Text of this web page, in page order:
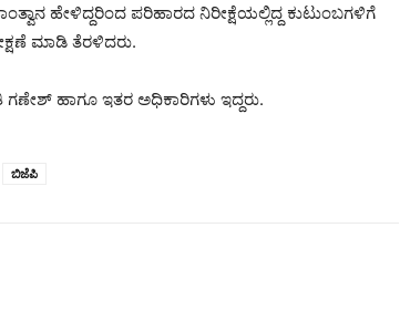
ಹೇಳಿದ್ದರಿಂದ ಪರಿಹಾರದ ನಿರೀಕ್ಷೆಯಲ್ಲಿದ್ದ ಕುಟುಂಬಗಳಿಗೆ
ಮಾಡಿ ತೆರಳಿದರು‌.
ಹಾಗೂ ಇತರ ಅಧಿಕಾರಿಗಳು ಇದ್ದರು.
ಬಿಜೆಪಿ